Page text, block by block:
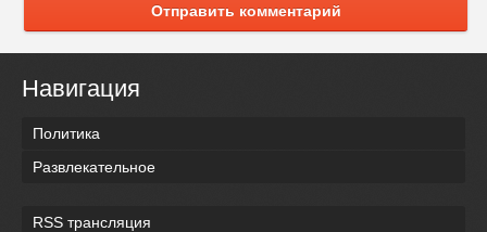
Отправить комментарий
Навигация
Политика
Развлекательное
RSS трансляция